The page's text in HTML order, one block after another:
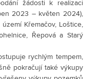
žádosti k realizaci
2023 – květen 2024),
Křemačov, Loštice,
Řepová a Starý
rychlým tempem,
pokračují také výkupy